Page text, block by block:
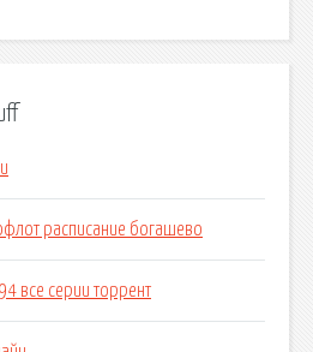
расписание богашево
все серии торрент